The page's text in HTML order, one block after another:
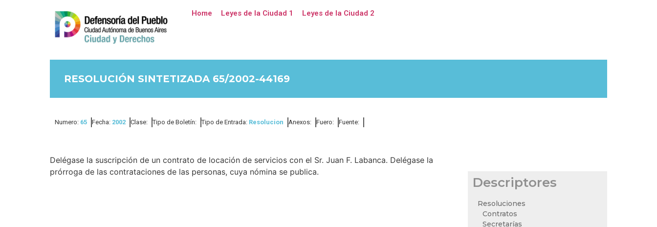
Home Leyes de la Ciudad 1 Leyes de la Ciudad 2
RESOLUCIÓN SINTETIZADA 65/2002-44169
Numero: 65 Fecha: 2002 Clase: Tipo de Boletín: Tipo de Entrada: Resolucion Anexos: Fuero: Fuente:
Delégase la suscripción de un contrato de locación de servicios con el Sr. Juan F. Labanca. Delégase la
prórroga de las contrataciones de las personas, cuya nómina se publica.
Descriptores
Resoluciones
Contratos
Secretarías